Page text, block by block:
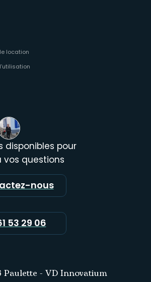
location
disponibles pour
vos questions
nous
53 29 06
- VD Innovatium